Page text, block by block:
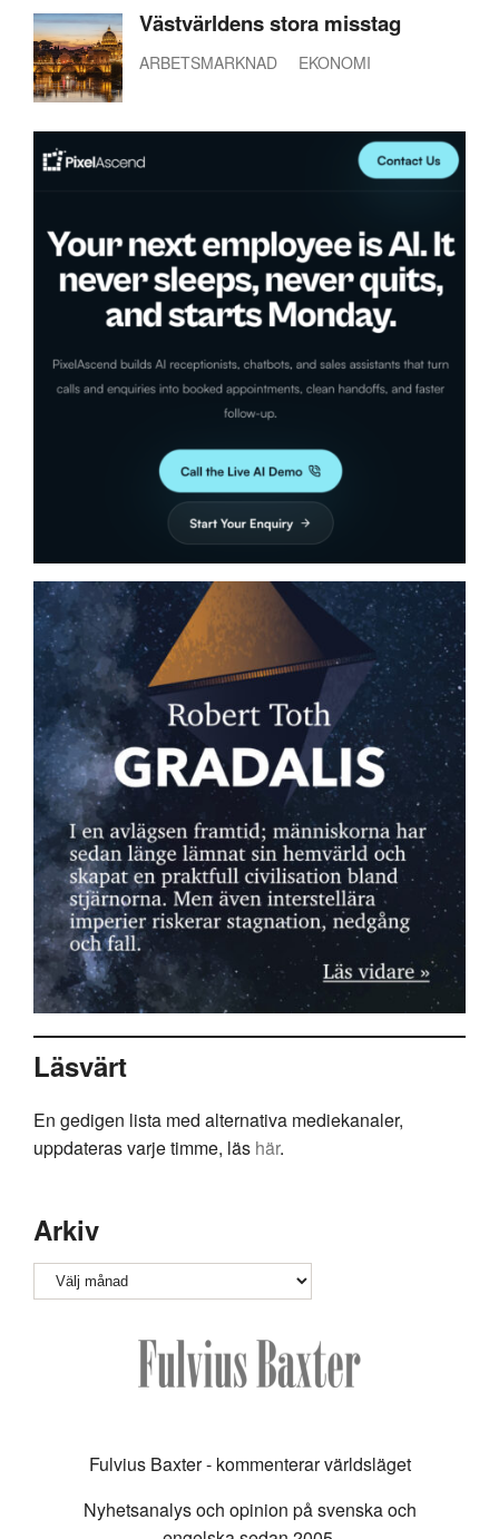
Västvärldens stora misstag
ARBETSMARKNAD EKONOMI
Läsvärt
En gedigen lista med alternativa mediekanaler,
uppdateras varje timme, läs här.
Arkiv
Arkiv
Fulvius Baxter - kommenterar världsläget
Nyhetsanalys och opinion på svenska och